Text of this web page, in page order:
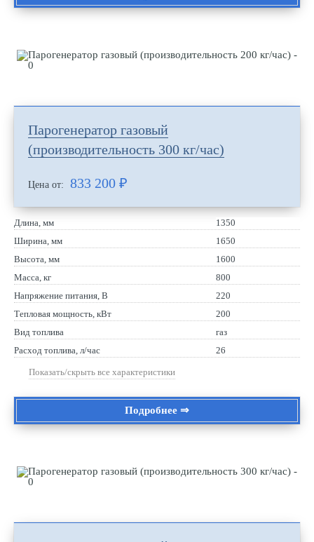
Парогенератор газовый
(производительность 300 кг/час)
Цена от: 833 200 ₽
Длина, мм
1350
Ширина, мм
1650
Высота, мм
1600
Масса, кг
800
Напряжение питания, В
220
Тепловая мощность, кВт
200
Вид топлива
газ
Расход топлива, л/час
26
Показать/скрыть все характеристики
Подробнее ⇒